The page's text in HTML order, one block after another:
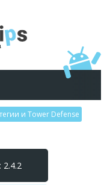
и Tower Defense
2.4.2